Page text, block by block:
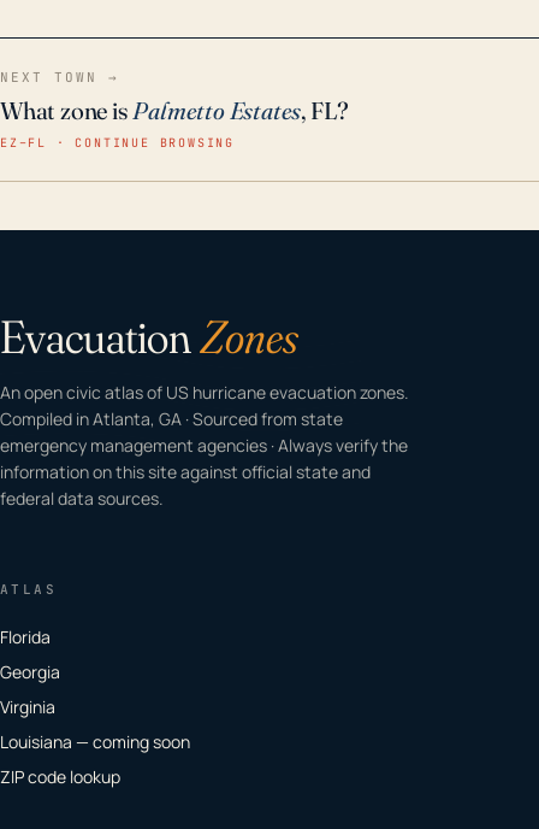
NEXT TOWN →
What zone isPalmetto Estates, FL?
EZ–FL · CONTINUE BROWSING
EvacuationZones
An open civic atlas of US hurricane evacuation zones.
Compiled in Atlanta, GA · Sourced from state
emergency management agencies · Always verify the
information on this site against official state and
federal data sources.
ATLAS
Florida
Georgia
Virginia
Louisiana — coming soon
ZIP code lookup